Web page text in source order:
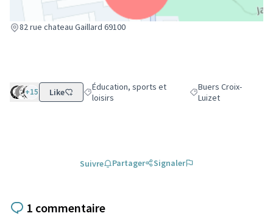
82 rue chateau Gaillard 69100
(Lien externe)
+15 Like Filtrer les résultats de la catégorie : Éducation,
Éducation, sports et
loisirs
Filtrer les résultats
Buers Croix-
Luizet
Suivre Partager Signaler
1 commentaire